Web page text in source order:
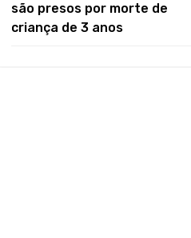
são presos por morte de
criança de 3 anos